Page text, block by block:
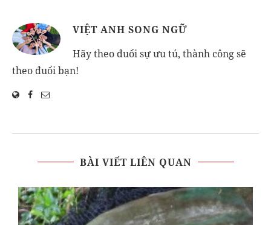
VIỆT ANH SONG NGỮ
Hãy theo đuổi sự ưu tú, thành công sẽ
theo đuổi bạn!
BÀI VIẾT LIÊN QUAN